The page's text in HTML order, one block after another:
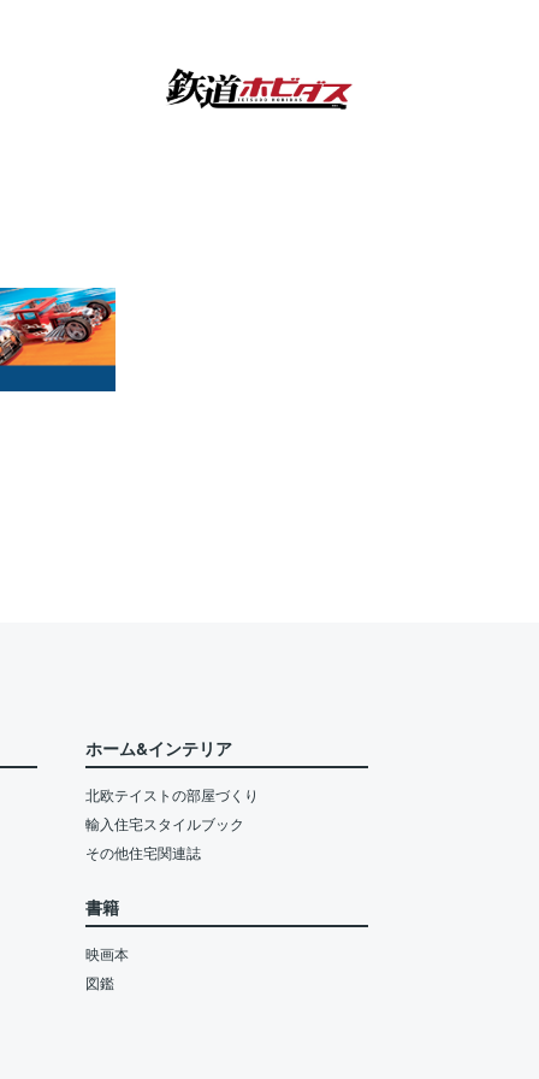
ホーム&インテリア
北欧テイストの部屋づくり
輸入住宅スタイルブック
その他住宅関連誌
書籍
映画本
図鑑